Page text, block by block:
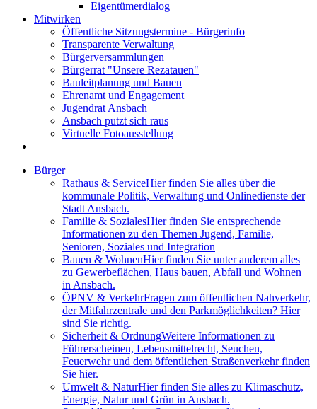
Eigentümerdialog
Mitwirken
Öffentliche Sitzungstermine - Bürgerinfo
Transparente Verwaltung
Bürgerversammlungen
Bürgerrat "Unsere Rezatauen"
Bauleitplanung und Bauen
Ehrenamt und Engagement
Jugendrat Ansbach
Ansbach putzt sich raus
Virtuelle Fotoausstellung
Bürger
Rathaus & ServiceHier finden Sie alles über die
kommunale Politik, Verwaltung und Onlinedienste der
Stadt Ansbach.
Familie & SozialesHier finden Sie entsprechende
Informationen zu den Themen Jugend, Familie,
Senioren, Soziales und Integration
Bauen & WohnenHier finden Sie unter anderem alles
zu Gewerbeflächen, Haus bauen, Abfall und Wohnen
in Ansbach.
ÖPNV & VerkehrFragen zum öffentlichen Nahverkehr,
der Mitfahrzentrale und den Parkmöglichkeiten? Hier
sind Sie richtig.
Sicherheit & OrdnungWeitere Informationen zu
Führerscheinen, Lebensmittelrecht, Seuchen,
Feuerwehr und dem öffentlichen Straßenverkehr finden
Sie hier.
Umwelt & NaturHier finden Sie alles zu Klimaschutz,
Energie, Natur und Grün in Ansbach.